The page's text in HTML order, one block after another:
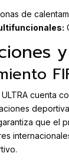
de
cuenta
que el